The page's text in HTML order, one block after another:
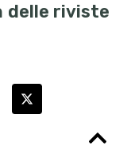
delle riviste